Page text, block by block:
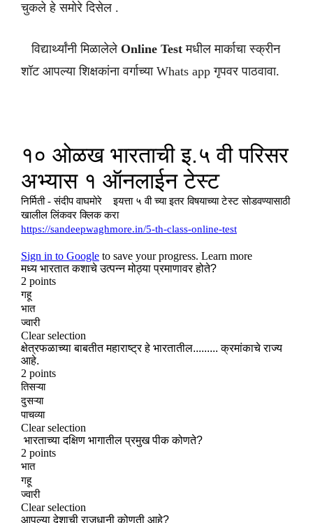
चुकले हे समोरे दिसेल .
विद्यार्थ्यांनी मिळालेले Online Test मधील मार्काचा स्क्रीन
शॉट आपल्या शिक्षकांना वर्गाच्या Whats app गृपवर पाठवावा.